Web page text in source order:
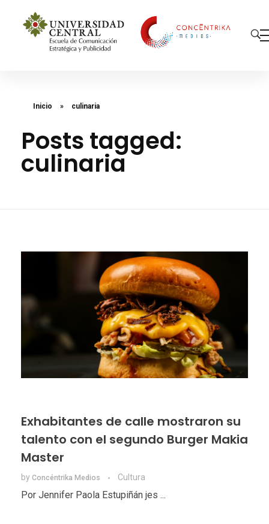
Inicio » culinaria
Posts tagged:
culinaria
Exhabitantes de calle mostraron su
talento con el segundo Burger Makia
Master
by Concéntrika Medios Cultura
Por Jennifer Paola Estupiñán jes ...